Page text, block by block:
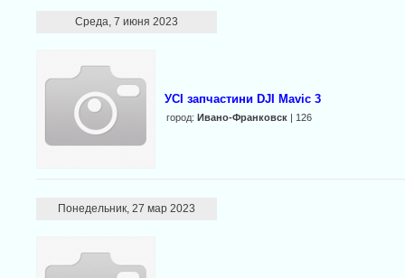
Среда, 7 июня 2023
УСІ запчастини DJI Mavic 3
город: Ивано-Франковск | 126
Понедельник, 27 мар 2023